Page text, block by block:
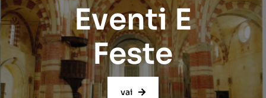
Eventi E
Feste
vai